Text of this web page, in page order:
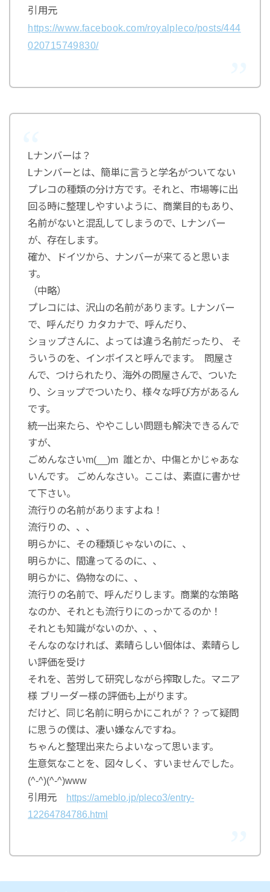
引用元
https://www.facebook.com/royalpleco/posts/444
020715749830/
Lナンバーは？
Lナンバーとは、簡単に言うと学名がついてない
プレコの種類の分け方です。それと、市場等に出
回る時に整理しやすいように、商業目的もあり、
名前がないと混乱してしまうので、Lナンバー
が、存在します。
確か、ドイツから、ナンバーが来てると思いま
す。
（中略）
プレコには、沢山の名前があります。Lナンバー
で、呼んだり カタカナで、呼んだり、
ショップさんに、よっては違う名前だったり、 そ
ういうのを、インボイスと呼んでます。 問屋さ
んで、つけられたり、海外の問屋さんで、ついた
り、ショップでついたり、様々な呼び方があるん
です。
統一出来たら、ややこしい問題も解決できるんで
すが、
ごめんなさいm(__)m 誰とか、中傷とかじゃあな
いんです。 ごめんなさい。ここは、素直に書かせ
て下さい。
流行りの名前がありますよね！
流行りの、、、
明らかに、その種類じゃないのに、、
明らかに、間違ってるのに、、
明らかに、偽物なのに、、
流行りの名前で、呼んだりします。商業的な策略
なのか、それとも流行りにのっかてるのか！
それとも知識がないのか、、、
そんなのなければ、素晴らしい個体は、素晴らし
い評価を受け
それを、苦労して研究しながら搾取した。マニア
様 ブリーダー様の評価も上がります。
だけど、同じ名前に明らかにこれが？？って疑問
に思うの僕は、凄い嫌なんですね。
ちゃんと整理出来たらよいなって思います。
生意気なことを、図々しく、すいませんでした。
(^-^)(^-^)www
引用元 https://ameblo.jp/pleco3/entry-
12264784786.html